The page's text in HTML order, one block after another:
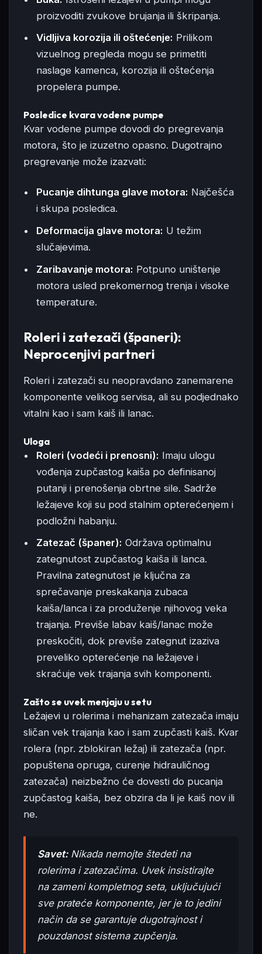
proizvoditi zvukove brujanja ili škripanja.
Vidljiva korozija ili oštećenje: Prilikom
vizuelnog pregleda mogu se primetiti
naslage kamenca, korozija ili oštećenja
propelera pumpe.
Posledice kvara vodene pumpe
Kvar vodene pumpe dovodi do pregrevanja
motora, što je izuzetno opasno. Dugotrajno
pregrevanje može izazvati:
Pucanje dihtunga glave motora: Najčešća
i skupa posledica.
Deformacija glave motora: U težim
slučajevima.
Zaribavanje motora: Potpuno uništenje
motora usled prekomernog trenja i visoke
temperature.
Roleri i zatezači (španeri):
Neprocenjivi partneri
Roleri i zatezači su neopravdano zanemarene
komponente velikog servisa, ali su podjednako
vitalni kao i sam kaiš ili lanac.
Uloga
Roleri (vodeći i prenosni): Imaju ulogu
vođenja zupčastog kaiša po definisanoj
putanji i prenošenja obrtne sile. Sadrže
ležajeve koji su pod stalnim opterećenjem i
podložni habanju.
Zatezač (španer): Održava optimalnu
zategnutost zupčastog kaiša ili lanca.
Pravilna zategnutost je ključna za
sprečavanje preskakanja zubaca
kaiša/lanca i za produženje njihovog veka
trajanja. Previše labav kaiš/lanac može
preskočiti, dok previše zategnut izaziva
preveliko opterećenje na ležajeve i
skraćuje vek trajanja svih komponenti.
Zašto se uvek menjaju u setu
Ležajevi u rolerima i mehanizam zatezača imaju
sličan vek trajanja kao i sam zupčasti kaiš. Kvar
rolera (npr. zblokiran ležaj) ili zatezača (npr.
popuštena opruga, curenje hidrauličnog
zatezača) neizbežno će dovesti do pucanja
zupčastog kaiša, bez obzira da li je kaiš nov ili
ne.
Savet:Nikada nemojte štedeti na
rolerima i zatezačima. Uvek insistirajte
na zameni kompletnog seta, uključujući
sve prateće komponente, jer je to jedini
način da se garantuje dugotrajnost i
pouzdanost sistema zupčenja.